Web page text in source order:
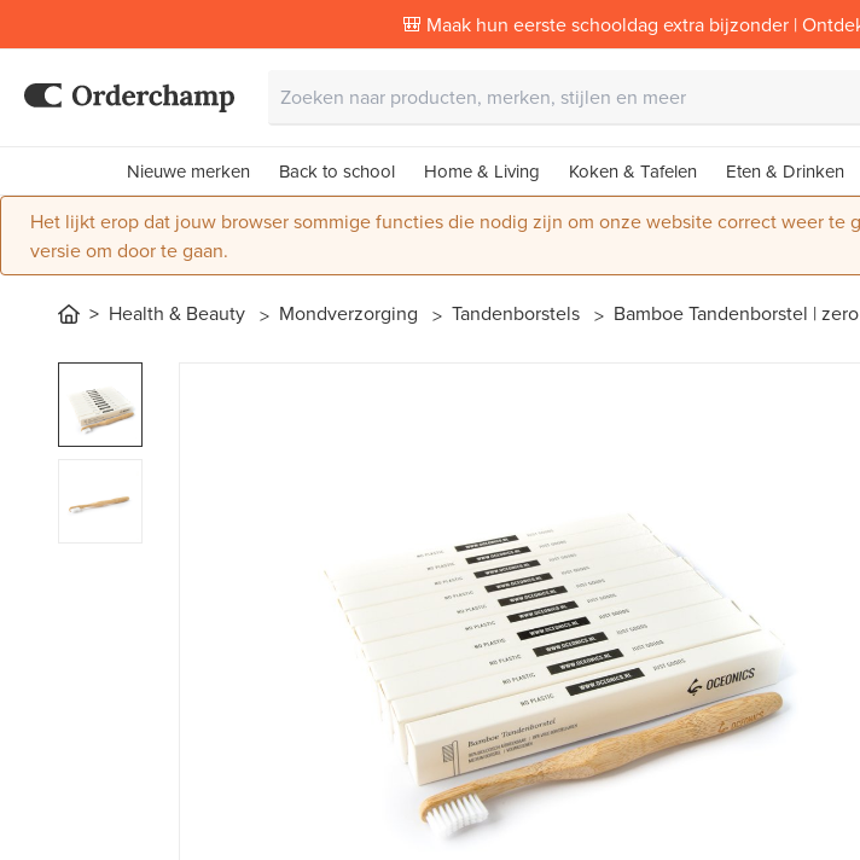
🎒 Maak hun eerste schooldag extra bijzonder |
Nieuwe merken Back to school Home & Living Koken & Tafelen Eten & Drinken
Het lijkt erop dat jouw browser sommige functies die nodig zijn om onze website correct weer
versie om door te gaan.
Health & Beauty Mondverzorging Tandenborstels Bamboe Tandenborstel |